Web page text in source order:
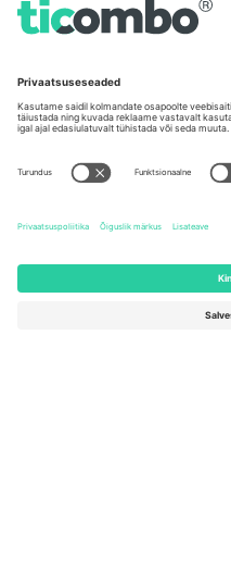
Kontorid ja tugi
Germany
Berlin, Germany
Newark, Delaware 19713, United